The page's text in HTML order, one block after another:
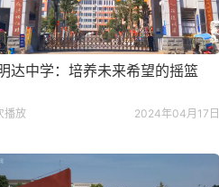
达中学：培养未来希望的摇篮
播放 2024年04月17日